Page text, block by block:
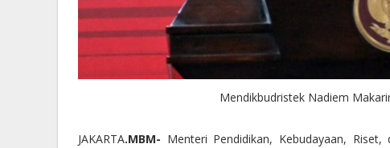
Mendikbudristek Nadiem
JAKARTA.MBM- Menteri Pendidikan, Kebudayaan,